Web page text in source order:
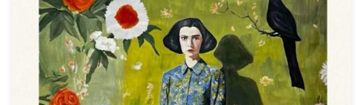
Moon Tiger de Penelope Lively, publicado recientemente por la
editorial Impedimenta, es una obra muy especial que recibió el
premio Booker en 1987. La autora fusiona diversos subgéneros
con gran maestría: la crónica de guerra en El Cairo, la biografía de
una corresponsal de guerra, las memorias de una mujer […]